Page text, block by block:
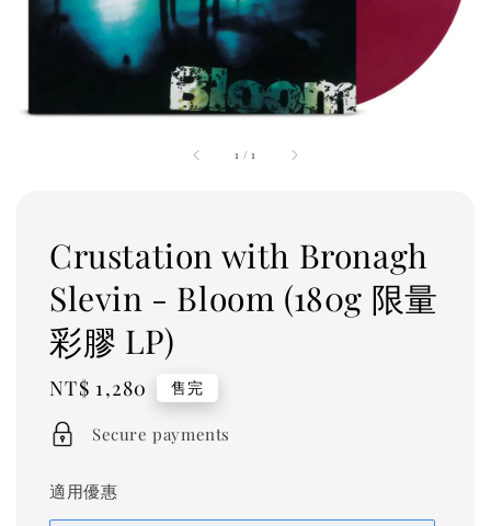
1 /1
Crustation with Bronagh
Slevin - Bloom (180g 限量
彩膠 LP)
Regular
price
NT$ 1,280 售完
Secure payments
適用優惠